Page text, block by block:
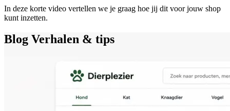
In deze korte video vertellen we je graag hoe jij dit voor jouw shop
kunt inzetten.
Blog Verhalen & tips